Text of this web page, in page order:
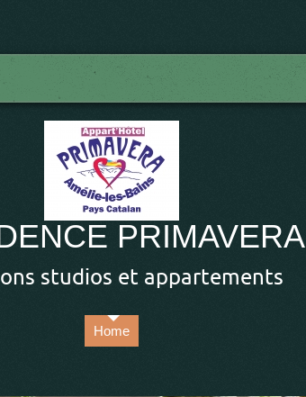
PRIMAVERA
studios et appartements
Home